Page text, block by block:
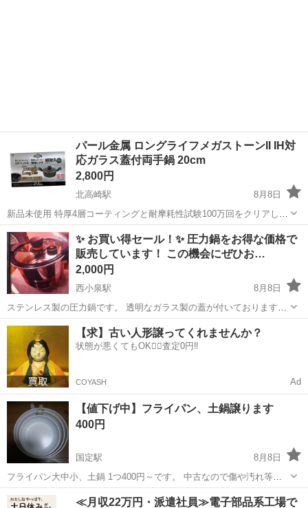
パール金属 ロングライフメガストーンII IH対
応ガラス蓋付両手鍋 20cm
2,800円
北高崎駅
8月8日
新品未使用 特厚4層コーティングと耐摩耗性試験100万回をクリアし
た、耐久性に優れたIH・ガス火両対応の両手鍋です。 - 商品名: ロング
ライフメガストーンII - サイズ: 20cm - 型番: No.HC-193 -...
群馬 高崎市 北高崎駅 手鍋
✨ お買い得セール！✨ 圧力鍋をお得な価格で
販売しています！ この機会にぜひお…
2,000円
西小泉駅
8月8日
ステンレス製の圧力鍋です。 透明なガラス製の蓋が付いております。
両側に黒色の持ち手がございます。 蓋には黒色と赤色の安全弁が付い
ております。 本体はステンレス製で、光沢のある仕上がりです。 全体
的にきれいな状態ですが、蓋に...
群馬 太田市 西小泉駅 調理器具
【求】古い人形譲ってくれませんか？
状態が悪くてもOK🙆‍♀️査定0円‼️
COYASH Ad
【値下げ中】フライパン、土鍋譲ります
400円
国定駅
8月8日
フライパン大中小、土鍋 1つ400円～です。 中古なので傷や汚れ等あ
ります。 気にする方はお控えください。
群馬 伊勢崎市 国定駅 調理器具 土鍋
≪月収22万円・派遣社員≫電子部品系工場で